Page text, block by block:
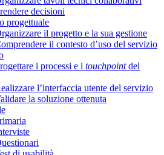
decisioni
progettuale
il progetto e la sua gestione
il contesto d’uso del servizio
i processi e i touchpointdel
l’interfaccia utente del servizio
la soluzione ottenuta